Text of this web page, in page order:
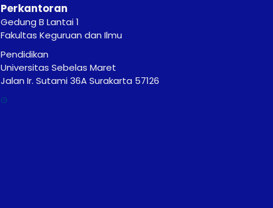
Perkantoran
Gedung B Lantai 1
Fakultas Keguruan dan Ilmu
Pendidikan
Universitas Sebelas Maret
Jalan Ir. Sutami 36A Surakarta 57126
G